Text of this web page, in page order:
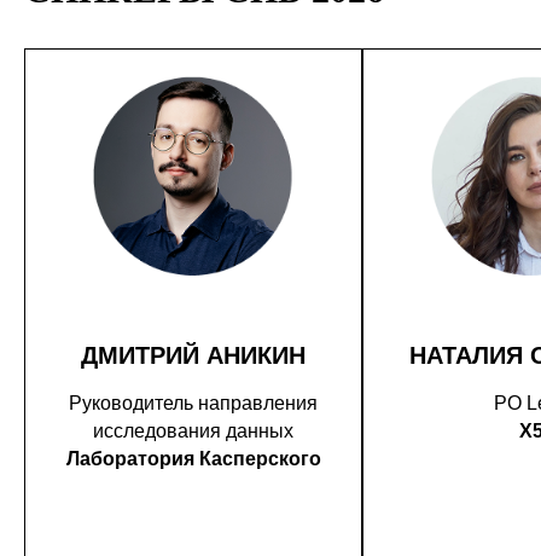
ДМИТРИЙ АНИКИН
Руководитель направления
исследования данных
Лаборатория Касперского
НАТАЛИЯ
PO